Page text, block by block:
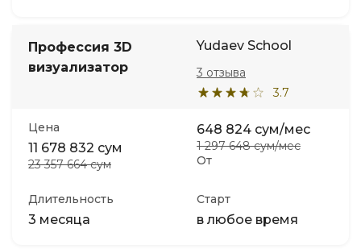
Профессия 3D
визуализатор
Yudaev School
3.7
3 отзыва
Цена
11 678 832 сум
23 357 664 сум От
648 824 сум/мес
1 297 648 сум/мес
Длительность
3 месяца
Старт
в любое время